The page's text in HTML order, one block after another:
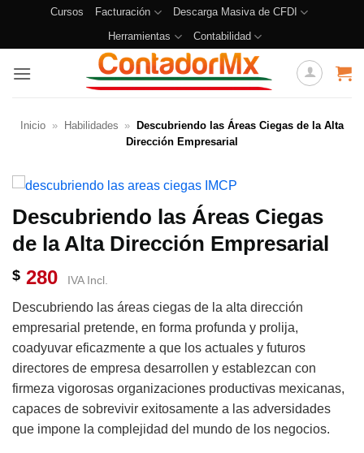
Cursos Facturación
Descarga Masiva de CFDI
Herramientas
Contabilidad
Inicio » Habilidades »
Descubriendo las Áreas Ciegas de la Alta
Dirección Empresarial
Descubriendo las Áreas Ciegas
de la Alta Dirección Empresarial
$ 280 IVA Incl.
Descubriendo las áreas ciegas de la alta dirección
empresarial pretende, en forma profunda y prolija,
coadyuvar eficazmente a que los actuales y futuros
directores de empresa desarrollen y establezcan con
firmeza vigorosas organizaciones productivas mexicanas,
capaces de sobrevivir exitosamente a las adversidades
que impone la complejidad del mundo de los negocios.